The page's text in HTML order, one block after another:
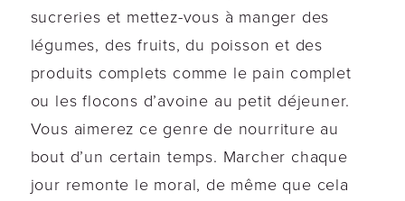
sucreries et mettez-vous à manger des
légumes, des fruits, du poisson et des
produits complets comme le pain complet
ou les flocons d’avoine au petit déjeuner.
Vous aimerez ce genre de nourriture au
bout d’un certain temps. Marcher chaque
jour remonte le moral, de même que cela